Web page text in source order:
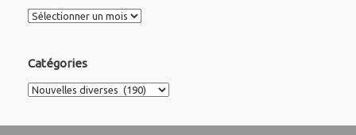
Archives
Catégories
Catégories